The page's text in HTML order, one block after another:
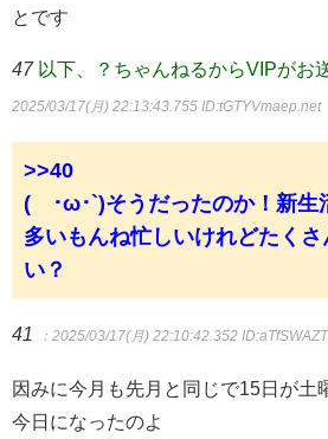
とです
47 以下、？ちゃんねるからVIPがお
2025/03/17(月) 22:13:43.755 ID:tGTYVmaep.net
>>40
(´･ω･`)そうだったのか！新生
多いもんね忙しいけれどたく
い？
41 ：2025/03/17(月) 22:10:42.352
因みに今月も先月と同じで15日が土
今日になったのよ